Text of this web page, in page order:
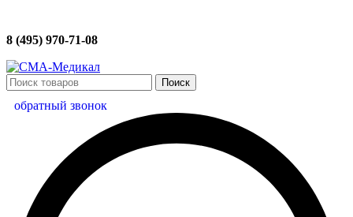
8 (495) 970-71-08
Поиск
обратный звонок